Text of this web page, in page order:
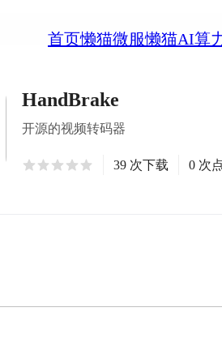
首页懒猫微服懒猫AI算
HandBrake
开源的视频转码器
39 次下载 0 次